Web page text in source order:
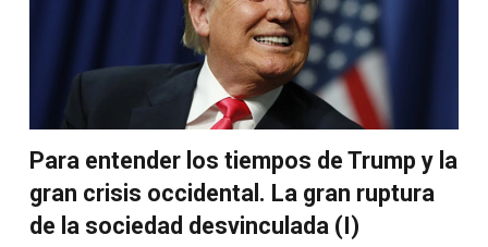
Para entender los tiempos de Trump y la
gran crisis occidental. La gran ruptura
de la sociedad desvinculada (I)